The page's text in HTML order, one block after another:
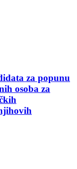
za popunu
osoba za